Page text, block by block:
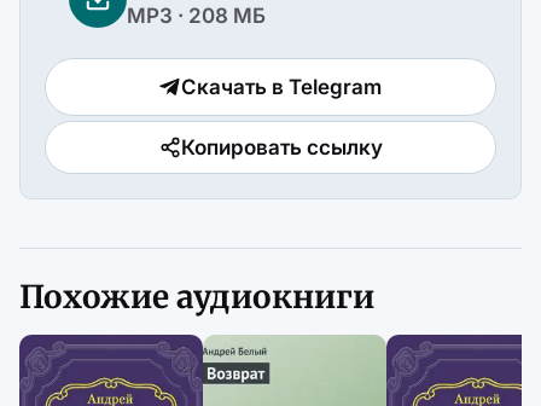
MP3 · 208 МБ
Скачать в Telegram
Копировать ссылку
Похожие аудиокниги